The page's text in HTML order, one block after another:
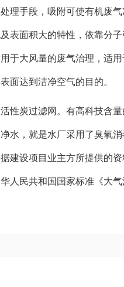
理手段，吸附可使有机废
面积大的特性，依靠分子
于大风量的废气治理，适
面达到洁净空气的目的。
性炭过滤网。有高科技含
水，就是水厂采用了臭氧
建设项目业主方所提供的
民共和国国家标准《大气